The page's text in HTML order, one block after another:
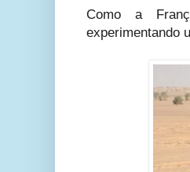
Como a
experimentando